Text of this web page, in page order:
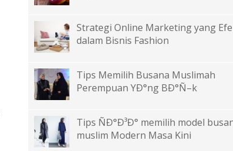
Strategi Online Marketing yang
dalam Bisnis Fashion
Tips Memilih Busana Muslimah
Perempuan YÐ°ng BÐ°Ñ–k
Tips ÑÐ°Ð³Ð° memilih model
muslim Modern Masa Kini